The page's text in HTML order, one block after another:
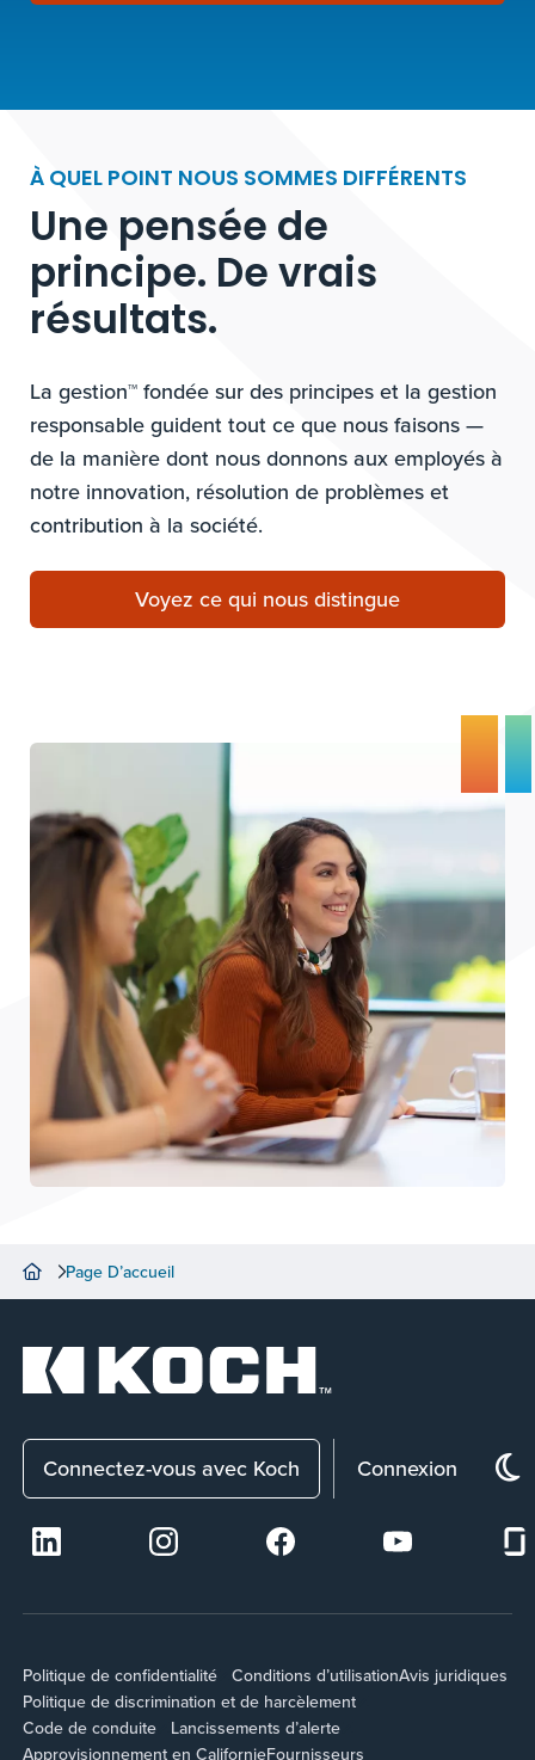
À QUEL POINT NOUS SOMMES DIFFÉRENTS
Une pensée de
principe. De vrais
résultats.
La gestion™ fondée sur des principes et la gestion
responsable guident tout ce que nous faisons —
de la manière dont nous donnons aux employés à
notre innovation, résolution de problèmes et
contribution à la société.
Voyez ce qui nous distingue
Page D’accueil
Connectez-vous avec Koch Connexion
Politique de confidentialité Conditions d’utilisationAvis juridiques
Politique de discrimination et de harcèlement
Code de conduite
Lancissements d’alerte
Approvisionnement en CalifornieFournisseurs